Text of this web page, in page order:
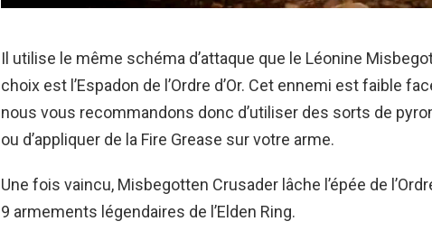
Il utilise le même schéma d’attaque que le Léonine
choix est l’Espadon de l’Ordre d’Or. Cet ennemi est faible
nous vous recommandons donc d’utiliser des sorts de
ou d’appliquer de la Fire Grease sur votre arme.
Une fois vaincu, Misbegotten Crusader lâche l’épée de
9 armements légendaires de l’Elden Ring.